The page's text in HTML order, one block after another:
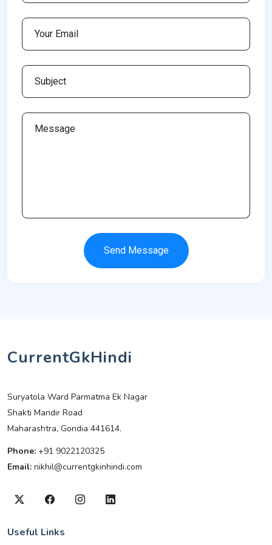
Send Message
CurrentGkHindi
Suryatola Ward Parmatma Ek Nagar
Shakti Mandir Road
Maharashtra, Gondia 441614.
Phone: +91 9022120325
Email: nikhil@currentgkinhindi.com
Useful Links